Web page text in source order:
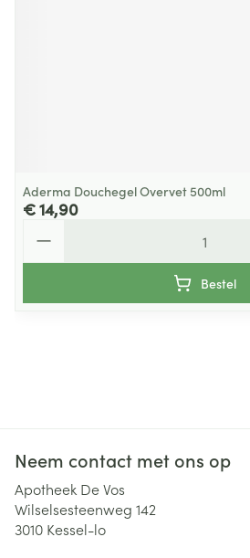
Aderma Douchegel Overvet 500ml
€ 14,90
Bestel
Neem contact met ons op
Apotheek De Vos
Wilselsesteenweg 142
3010 Kessel-lo